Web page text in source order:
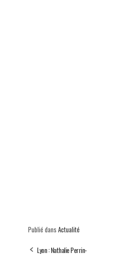
Publié dans Actualité
Lyon : Nathalie Perrin-